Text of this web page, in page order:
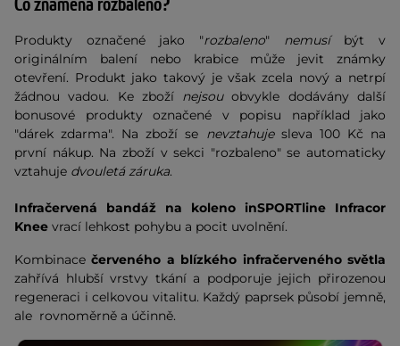
Co znamená rozbaleno?
Produkty označené jako "rozbaleno" nemusí být v
originálním balení nebo krabice může jevit známky
otevření. Produkt jako takový je však zcela nový a netrpí
žádnou vadou. Ke zboží nejsouobvykle dodávány další
bonusové produkty označené v popisu například jako
"dárek zdarma". Na zboží se nevztahuje sleva 100 Kč na
první nákup. Na zboží v sekci "rozbaleno" se automaticky
vztahuje dvouletá záruka.
Infračervená bandáž na koleno inSPORTline Infracor
Knee vrací lehkost pohybu a pocit uvolnění.
Kombinacečerveného a blízkého infračerveného světla
zahřívá hlubší vrstvy tkání a podporuje jejich přirozenou
regeneraci i celkovou vitalitu. Každý paprsek působí jemně,
ale rovnoměrně a účinně.